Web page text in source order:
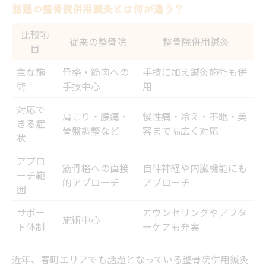
話題の整骨院併用鍼灸とは何が違う？
比較項
目
従来の整骨院 整骨院併用鍼灸
主な施
術
骨格・筋肉への
手技中心
手技に加え鍼灸施術も併
用
対応で
きる症
状
肩こり・腰痛・
骨盤調整など
慢性痛・冷え・不眠・美
容まで幅広く対応
アプロ
ーチ範
囲
筋骨格への直接
的アプローチ
自律神経や内臓機能にも
アプローチ
サポー
ト体制
施術中心
カウンセリングやアフタ
ーケアも充実
近年、春町エリアでも話題となっている整骨院併用鍼灸